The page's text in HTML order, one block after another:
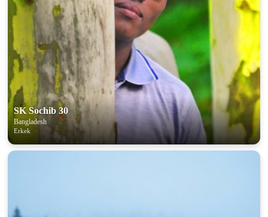
SK Sochib 30
Bangladesh
Erkek